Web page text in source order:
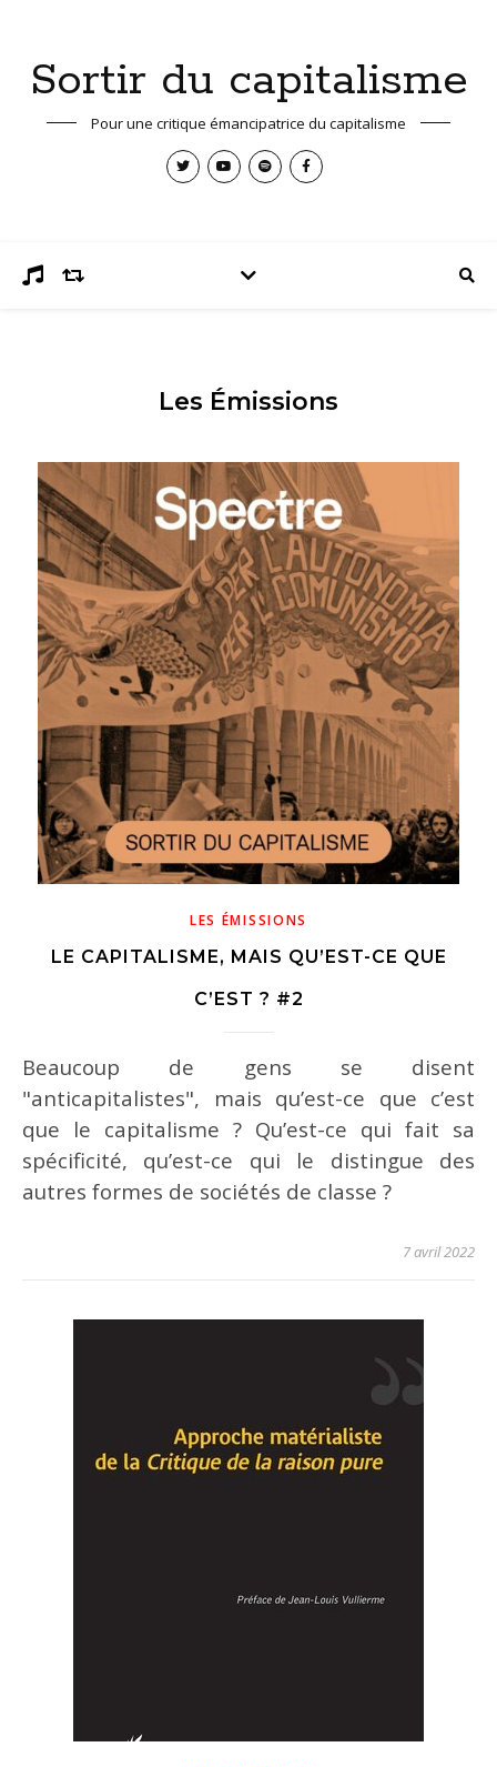
Sortir du capitalisme
Pour une critique émancipatrice du capitalisme
Les Émissions
LES ÉMISSIONS
LE CAPITALISME, MAIS QU’EST-CE QUE
C’EST ? #2
Beaucoup de gens se disent
"anticapitalistes", mais qu’est-ce que c’est
que le capitalisme ? Qu’est-ce qui fait sa
spécificité, qu’est-ce qui le distingue des
autres formes de sociétés de classe ?
7 avril 2022